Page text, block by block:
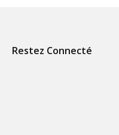
Restez Connecté